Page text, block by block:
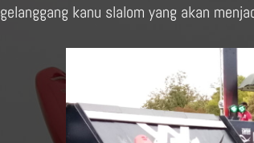
gelanggang kanu slalom yang akan